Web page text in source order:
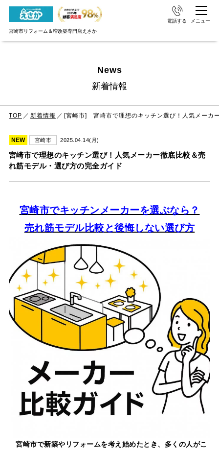
宮崎市リフォーム＆増改築専門店えさか
電話する メニュー
News
新着情報
TOP 新着情報 [宮崎市] 宮崎市で理想のキッチン選び！人気メーカー徹底比較＆売れ筋モデル・選
NEW 宮崎市 2025.04.14(月)
宮崎市で理想のキッチン選び！人気メーカー徹底比較＆売
れ筋モデル・選び方の完全ガイド
宮崎市でキッチンメーカーを選ぶなら？
売れ筋モデル比較と後悔しない選び方
宮崎市で新築やリフォームを考え始めたとき、多くの人がこ